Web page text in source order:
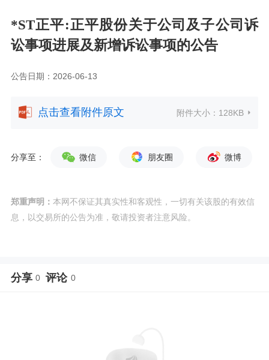
*ST正平:正平股份关于公司及子公司诉
讼事项进展及新增诉讼事项的公告
公告日期：2026-06-13
点击查看附件原文 附件大小： 128KB
分享至： 微信 朋友圈 微博
郑重声明： 本网不保证其真实性和客观性，一切有关该股的有效信
息，以交易所的公告为准，敬请投资者注意风险。
分享 0 评论 0